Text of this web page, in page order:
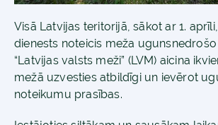
Visā Latvijas teritorijā, sākot ar 1.
dienests noteicis meža
“Latvijas valsts meži” (LVM) aicina
mežā uzvesties atbildīgi un ievērot
noteikumu prasības.